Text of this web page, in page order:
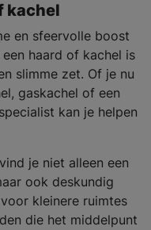
kachel
en sfeervolle boost
haard of kachel is
slimme zet. Of je nu
gaskachel of een
kan je helpen
je niet alleen een
ook deskundig
kleinere ruimtes
die het middelpunt